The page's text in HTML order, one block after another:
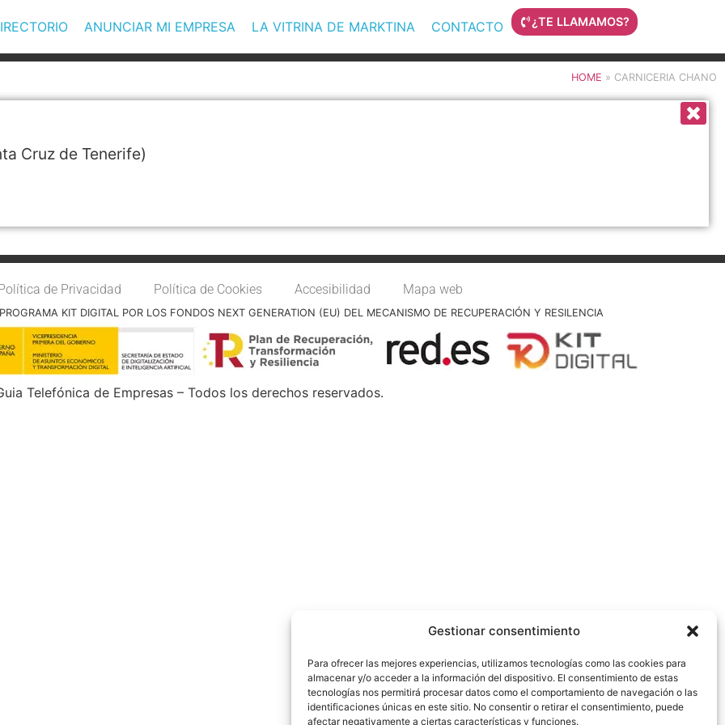
Gestionar consentimiento
Para ofrecer las mejores experiencias, utilizamos tecnologías como las cookies para
almacenar y/o acceder a la información del dispositivo. El consentimiento de estas
tecnologías nos permitirá procesar datos como el comportamiento de navegación o las
identificaciones únicas en este sitio. No consentir o retirar el consentimiento, puede
afectar negativamente a ciertas características y funciones.
ANUNCIAR MI EMPRESA LA VITRINA DE MARKTINA CONTACTO ¿TE LLAMAMOS?
HOME » CARNICERIA CHANO
Cruz de Tenerife)
de Privacidad Política de Cookies Accesibilidad Mapa web
KIT DIGITAL POR LOS FONDOS NEXT GENERATION (EU) DEL MECANISMO DE RECUPERACIÓN Y RESILENCIA
Telefónica de Empresas – Todos los derechos reservados.